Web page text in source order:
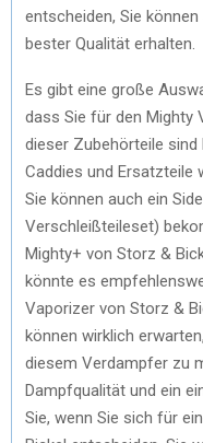
entscheiden, Sie
bester Qualität erhalten.
Es gibt eine große
dass Sie für den Mighty
dieser Zubehörteile sind
Caddies und Ersatzteile
Sie können auch ein
Verschleißteileset)
Mighty+ von Storz &
könnte es
Vaporizer von Storz &
können wirklich
diesem Verdampfer zu
Dampfqualität und ein
Sie, wenn Sie sich für